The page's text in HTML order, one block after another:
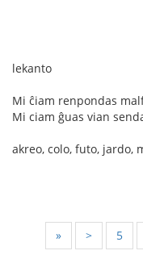
lekanto
Mi ĉiam renpondas
Mi ciam ĝuas vian
akreo, colo, futo, jardo,
« < 5